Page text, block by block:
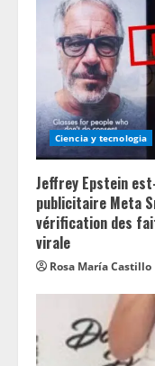
Ciencia y tecnologia
Jeffrey Epstein
publicitaire Meta
vérification des
virale
Rosa María Castillo